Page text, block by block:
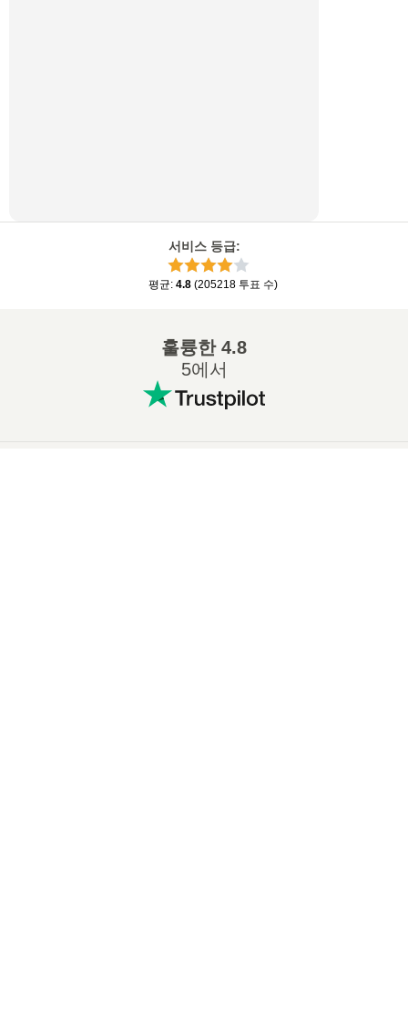
서비스 등급:
평균: 4.8 (205218 투표 수)
훌륭한4.8
5에서